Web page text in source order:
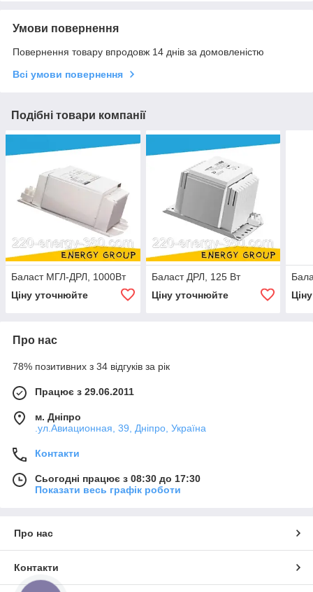
Умови повернення
Повернення товару впродовж 14 днів за домовленістю
Всі умови повернення
Подібні товари компанії
Баласт МГЛ-ДРЛ, 1000Вт
Ціну уточнюйте
Баласт ДРЛ, 125 Вт
Ціну уточнюйте
Про нас
78% позитивних з 34 відгуків за рік
Працює з 29.06.2011
м. Дніпро
.ул.Авиационная, 39, Дніпро, Україна
Контакти
Сьогодні працює з 08:30 до 17:30
Показати весь графік роботи
Про нас
Контакти